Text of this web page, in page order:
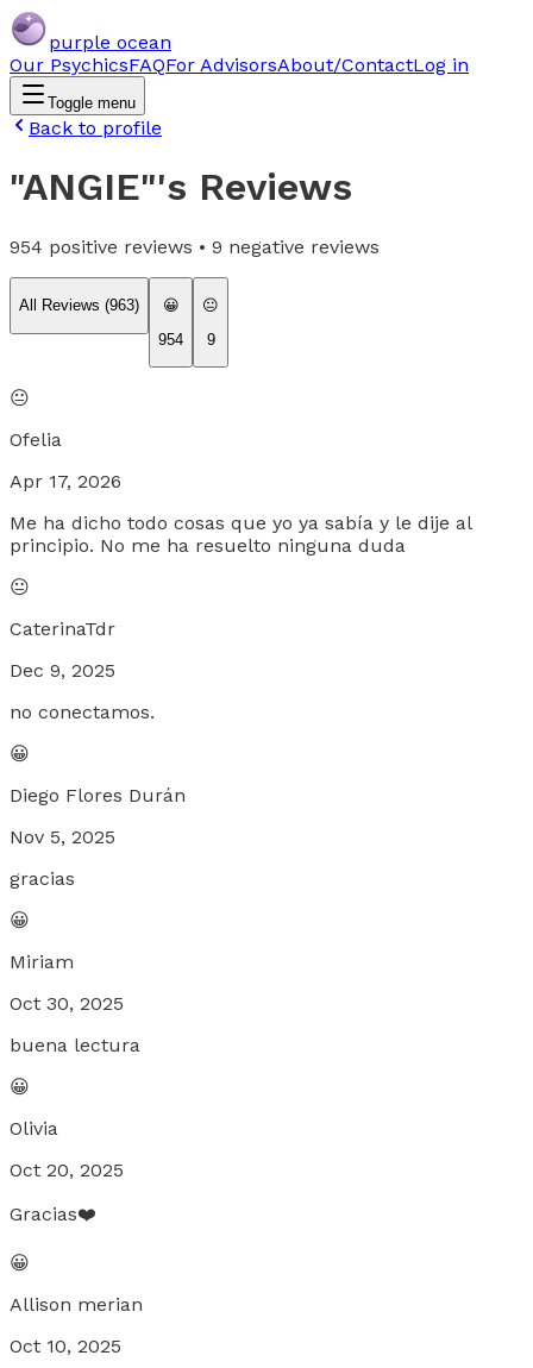
purple ocean
Our PsychicsFAQFor AdvisorsAbout/ContactLog in
Toggle menu
Back to profile
"ANGIE"'s Reviews
954 positive reviews • 9 negative reviews
All Reviews (963)
😀
954
😐
9
😐
Ofelia
Apr 17, 2026
Me ha dicho todo cosas que yo ya sabía y le dije al
principio. No me ha resuelto ninguna duda
😐
CaterinaTdr
Dec 9, 2025
no conectamos.
😀
Diego Flores Durán
Nov 5, 2025
gracias
😀
Miriam
Oct 30, 2025
buena lectura
😀
Olivia
Oct 20, 2025
Gracias❤️
😀
Allison merian
Oct 10, 2025